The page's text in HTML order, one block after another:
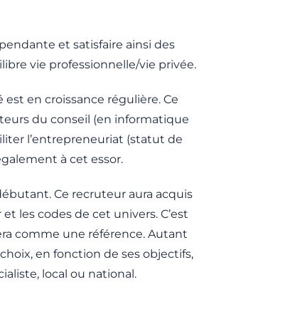
et satisfaire ainsi des
vie professionnelle/vie privée.
en croissance régulière. Ce
du conseil (en informatique
l’entrepreneuriat (statut de
à cet essor.
Ce recruteur aura acquis
les codes de cet univers. C’est
comme une référence. Autant
en fonction de ses objectifs,
local ou national.